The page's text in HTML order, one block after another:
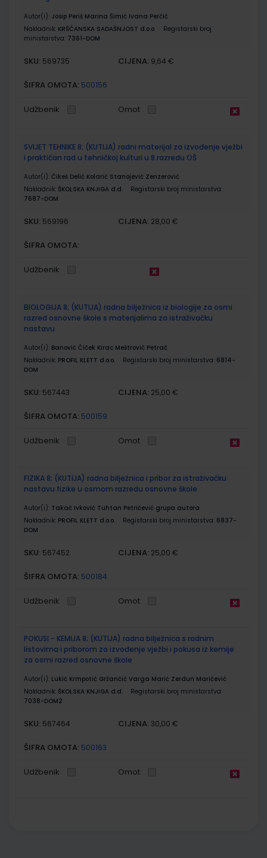
Autor(i): Josip Periš Marina Šimić Ivana Perčić
Nakladnik: KRŠĆANSKA SADAŠNJOST d.o.o.
Registarski broj
ministarstva: 7361-DOM
SKU: 569735 CIJENA: 9,64 €
ŠIFRA OMOTA: 500156
Udžbenik Omot
SVIJET TEHNIKE 8; (KUTIJA) radni materijal za izvođenje vježbi
i praktičan rad u tehničkoj kulturi u 8.razredu OŠ
Autor(i): Čikeš Delić Kolarić Stanojević Zenzerović
Nakladnik: ŠKOLSKA KNJIGA d.d.
Registarski broj ministarstva:
7687-DOM
SKU: 569196 CIJENA: 28,00 €
ŠIFRA OMOTA:
Udžbenik
BIOLOGIJA 8; (KUTIJA) radna bilježnica iz biologije za osmi
razred osnovne škole s materijalima za istraživačku
nastavu
Autor(i): Banović Čiček Kirac Meštrović Petrač
Nakladnik: PROFIL KLETT d.o.o. Registarski broj ministarstva: 6814-
DOM
SKU: 567443 CIJENA: 25,00 €
ŠIFRA OMOTA: 500159
Udžbenik Omot
FIZIKA 8; (KUTIJA) radna bilježnica i pribor za istraživačku
nastavu fizike u osmom razredu osnovne škole
Autor(i): Takač Ivković Tuhtan Petričević grupa autora
Nakladnik: PROFIL KLETT d.o.o. Registarski broj ministarstva: 6837-
DOM
SKU: 567452 CIJENA: 25,00 €
ŠIFRA OMOTA: 500184
Udžbenik Omot
POKUSI - KEMIJA 8; (KUTIJA) radna bilježnica s radnim
listovima i priborom za izvođenje vježbi i pokusa iz kemije
za osmi razred osnovne škole
Autor(i): Lukić Krmpotić Gržančić Varga Marić Zerdun Maričević
Nakladnik: ŠKOLSKA KNJIGA d.d.
Registarski broj ministarstva:
7038-DOM2
SKU: 567464 CIJENA: 30,00 €
ŠIFRA OMOTA: 500163
Udžbenik Omot